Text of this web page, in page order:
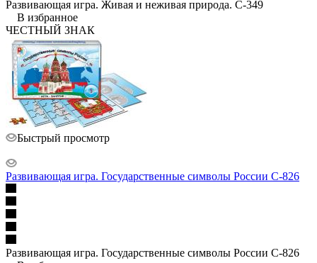
Развивающая игра. Живая и неживая природа. С-349
В избранное
ЧЕСТНЫЙ ЗНАК
Быстрый просмотр
Развивающая игра. Государственные символы России С-826
Развивающая игра. Государственные символы России С-826